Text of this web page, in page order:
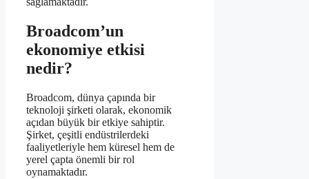
Broadcom’un
ekonomiye etkisi
nedir?
Broadcom, dünya çapında bir
teknoloji şirketi olarak, ekonomik
açıdan büyük bir etkiye sahiptir.
Şirket, çeşitli endüstrilerdeki
faaliyetleriyle hem küresel hem de
yerel çapta önemli bir rol
oynamaktadır.